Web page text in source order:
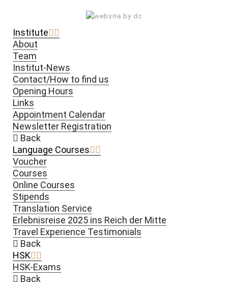
Institute
About
Team
Institut-News
Contact/How to find us
Opening Hours
Links
Appointment Calendar
Newsletter Registration
Back
Language Courses
Voucher
Courses
Online Courses
Stipends
Translation Service
Erlebnisreise 2025 ins Reich der Mitte
Travel Experience Testimonials
Back
HSK
HSK-Exams
Back